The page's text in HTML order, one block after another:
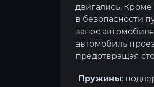
двигались. Кроме
в безопасности
занос
автомобиль
предотвращая
Пружины: